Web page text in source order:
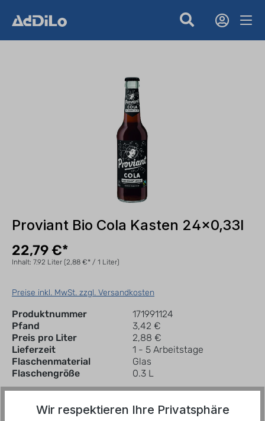
Proviant Bio Cola Kasten 24x0,33l
22,79 €*
Inhalt: 7.92 Liter (2,88 €* / 1 Liter)
Preise inkl. MwSt. zzgl. Versandkosten
Produktnummer
171991124
Pfand
3,42 €
Preis pro Liter
2,88 €
Lieferzeit
1 - 5 Arbeitstage
Flaschenmaterial
Glas
Flaschengröße
0.3 L
Wir respektieren Ihre Privatsphäre